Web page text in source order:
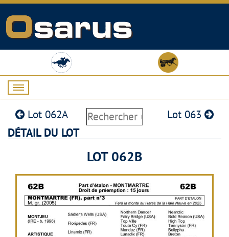
Lot 062A Lot 063
DÉTAIL DU LOT
LOT 062B